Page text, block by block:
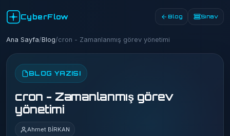
CyberFlow Blog Sınav
Ana Sayfa/Blog/cron - Zamanlanmış görev yönetimi
BLOG YAZISI
cron - Zamanlanmış görev
yönetimi
Ahmet BİRKAN